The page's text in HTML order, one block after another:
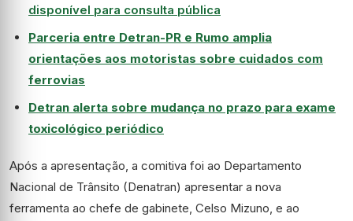
disponível para consulta pública
Parceria entre Detran-PR e Rumo amplia
orientações aos motoristas sobre cuidados com
ferrovias
Detran alerta sobre mudança no prazo para exame
toxicológico periódico
Após a apresentação, a comitiva foi ao Departamento
Nacional de Trânsito (Denatran) apresentar a nova
ferramenta ao chefe de gabinete, Celso Mizuno, e ao